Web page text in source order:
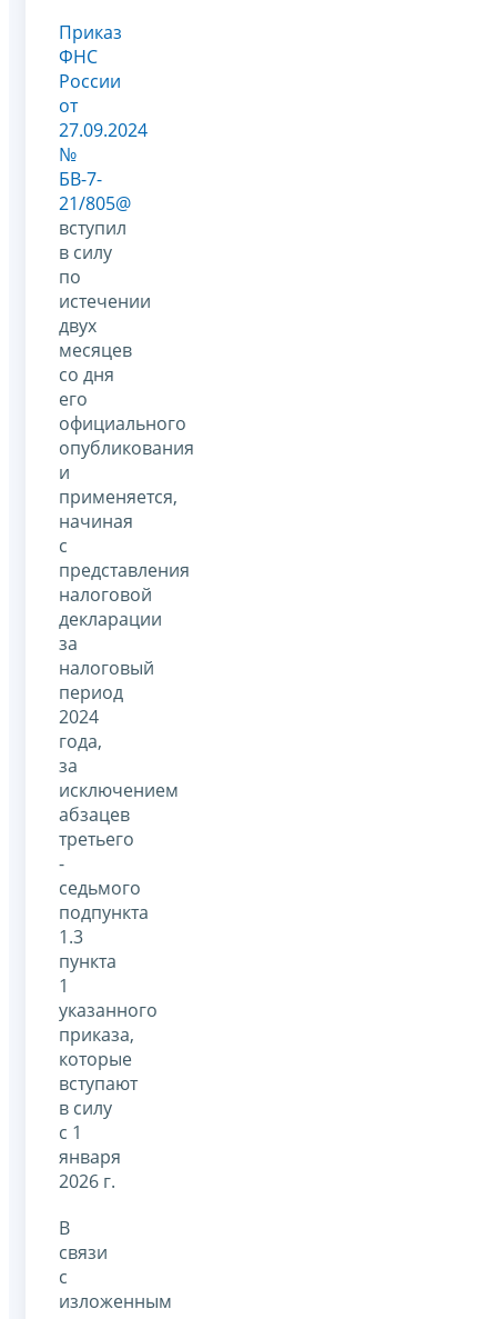
Приказ
ФНС
России
от
27.09.2024
№
БВ-7-
21/805@
вступил
в силу
по
истечении
двух
месяцев
со дня
его
официального
опубликования
и
применяется,
начиная
с
представления
налоговой
декларации
за
налоговый
период
2024
года,
за
исключением
абзацев
третьего
-
седьмого
подпункта
1.3
пункта
1
указанного
приказа,
которые
вступают
в силу
с 1
января
2026 г.
В
связи
с
изложенным